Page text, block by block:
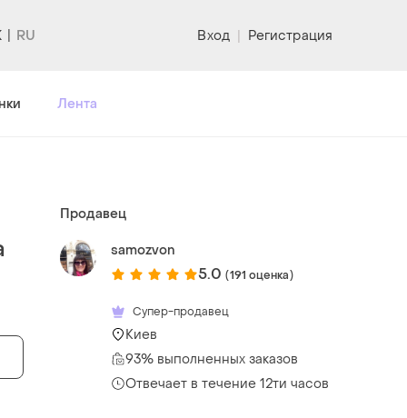
Вход | Регистрация
Лента
Продавец
samozvon
5.0 (191 оценка)
Супер-продавец
Киев
93% выполненных заказов
Отвечает в течение 12ти часов